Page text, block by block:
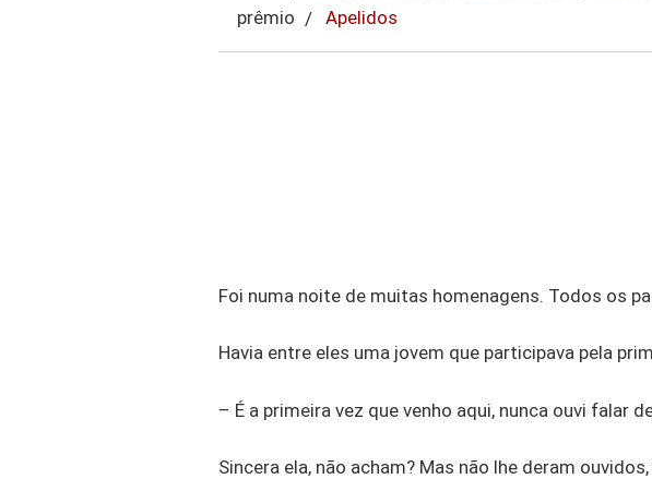
prêmio
Apelidos
Foi numa noite de muitas homenagens. Todos os
Havia entre eles uma jovem que participava pela
– É a primeira vez que venho aqui, nunca ouvi falar
Sincera ela, não acham? Mas não lhe deram